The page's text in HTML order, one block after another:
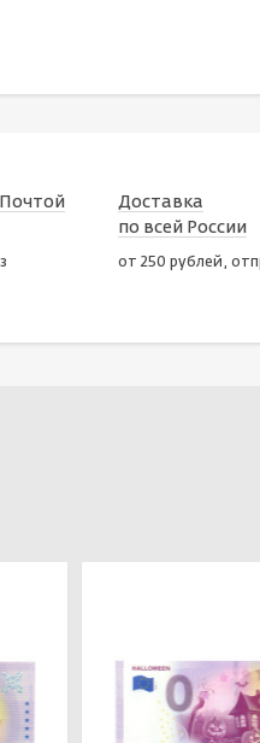
Доставка
по всей России
от 250 рублей,